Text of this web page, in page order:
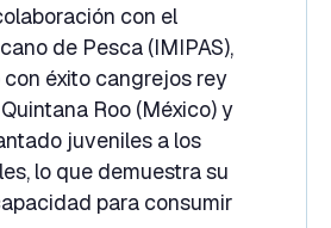
con el
de Pesca (IMIPAS),
éxito cangrejos rey
Roo (México) y
juveniles a los
lo que demuestra su
para consumir